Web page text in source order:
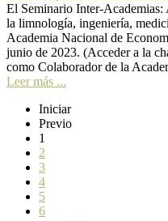
El Seminario Inter-Academias:
la limnología, ingeniería,
Academia Nacional de
junio de 2023. (Acceder a la
como Colaborador de la
Leer más ...
Iniciar
Previo
1
2
3
4
5
6